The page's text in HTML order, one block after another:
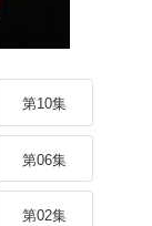
第10集
第06集
第02集